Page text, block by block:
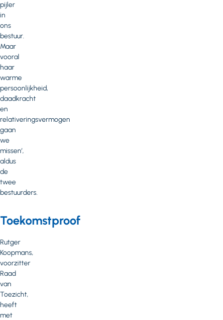
pijler
in
ons
bestuur.
Maar
vooral
haar
warme
persoonlijkheid,
daadkracht
en
relativeringsvermogen
gaan
we
missen’,
aldus
de
twee
bestuurders.
Toekomstproof
Rutger
Koopmans,
voorzitter
Raad
van
Toezicht,
heeft
met